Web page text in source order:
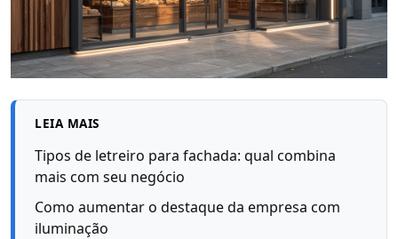
LEIA MAIS
Tipos de letreiro para fachada: qual combina
mais com seu negócio
Como aumentar o destaque da empresa com
iluminação